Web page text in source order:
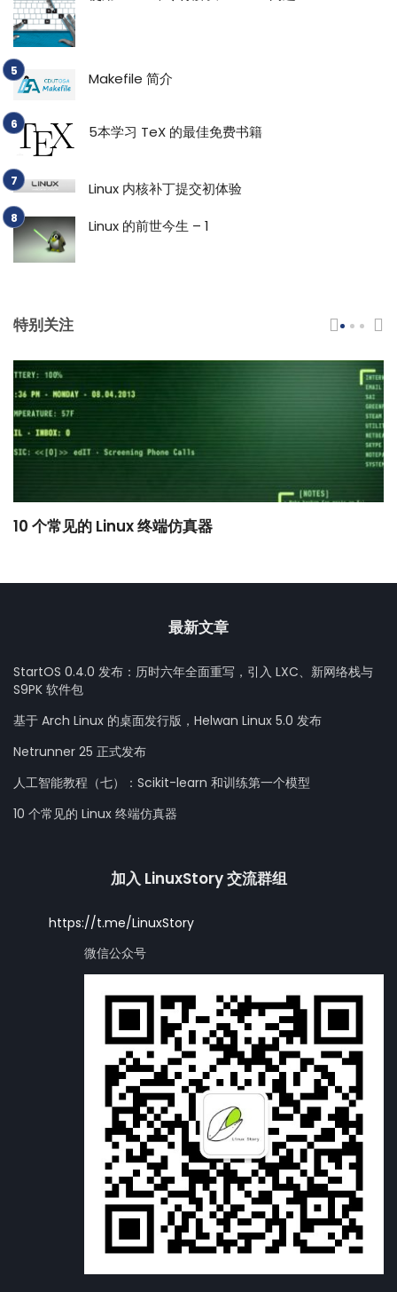
Makefile 简介
5本学习 TeX 的最佳免费书籍
Linux 内核补丁提交初体验
Linux 的前世今生 – 1
特别关注
10 个常见的 Linux 终端仿真器
最新文章
StartOS 0.4.0 发布：历时六年全面重写，引入 LXC、新网络栈与
S9PK 软件包
基于 Arch Linux 的桌面发行版，Helwan Linux 5.0 发布
Netrunner 25 正式发布
人工智能教程（七）：Scikit-learn 和训练第一个模型
10 个常见的 Linux 终端仿真器
加入 LinuxStory 交流群组
https://t.me/LinuxStory
微信公众号